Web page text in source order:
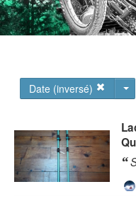
Date (inversé)